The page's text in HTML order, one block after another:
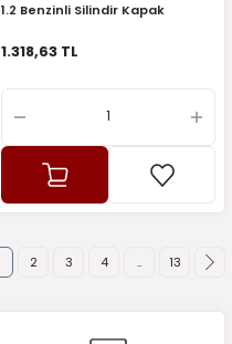
1.2 Benzinli Silindir Kapak
1.318,63 TL
2 3 4 .. 13